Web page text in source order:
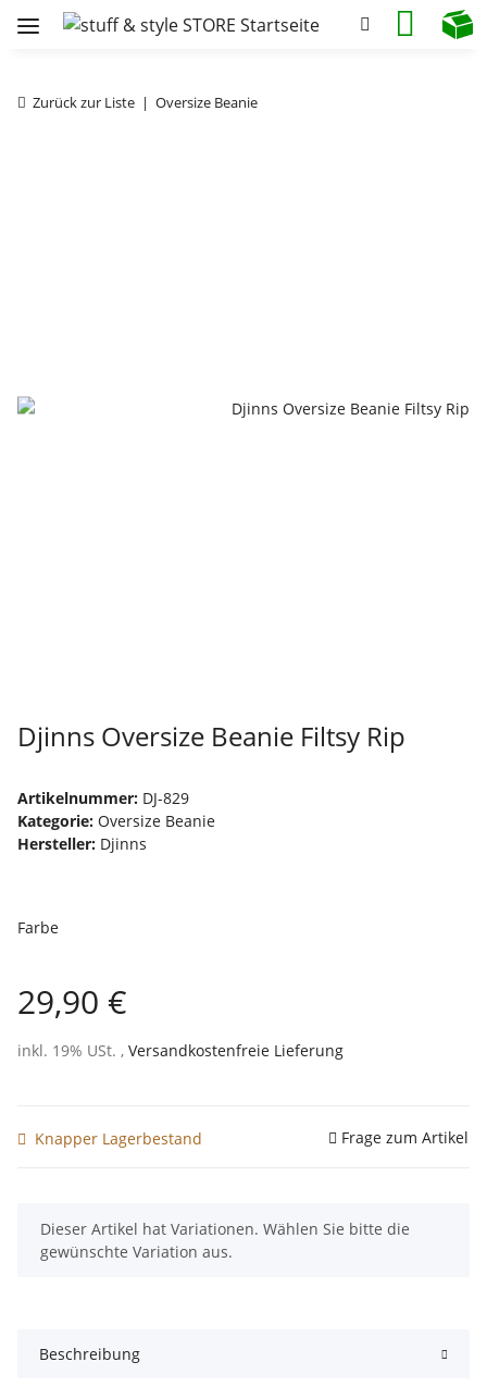
Zurück zur Liste Oversize Beanie
Djinns Oversize Beanie Filtsy Rip
Artikelnummer: DJ-829
Kategorie: Oversize Beanie
Hersteller: Djinns
Farbe
29,90 €
inkl. 19% USt. , Versandkostenfreie Lieferung
Knapper Lagerbestand Frage zum Artikel
x
Dieser Artikel hat Variationen. Wählen Sie bitte die
gewünschte Variation aus.
Beschreibung